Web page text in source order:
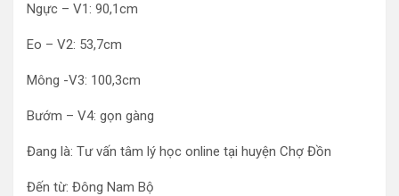
Ngực – V1: 90,1cm
Eo – V2: 53,7cm
Mông -V3: 100,3cm
Bướm – V4: gọn gàng
Đang là: Tư vấn tâm lý học online tại huyện Chợ Đồn
Đến từ: Đông Nam Bộ